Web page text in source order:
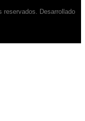
reservados. Desarrollado